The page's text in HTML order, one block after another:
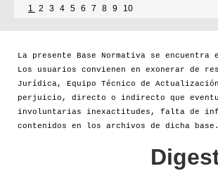
1 2 3 4 5 6 7 8 9 10
La presente Base Normativa se
Los usuarios convienen en exonerar de
Jurídica, Equipo Técnico de
perjuicio, directo o indirecto que
involuntarias inexactitudes, falta de
contenidos en los archivos de dicha base.